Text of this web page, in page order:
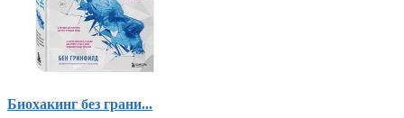
Биохакинг без грани...